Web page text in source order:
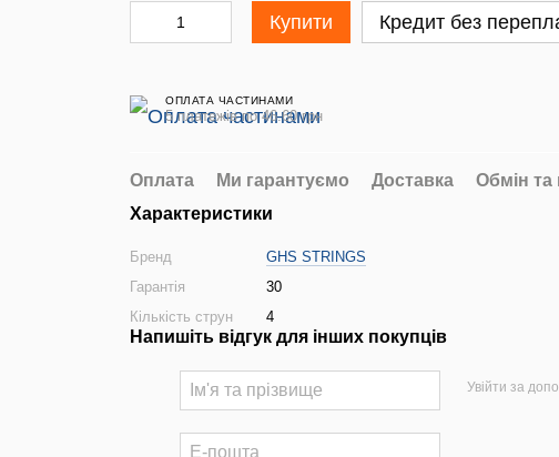
Купити Кредит без
ОПЛАТА ЧАСТИНАМИ
5 платежів по 46.60 грн
Оплата Ми гарантуємо Доставка
Обмін
Характеристики
Бренд
GHS STRINGS
Гарантія
30
Кількість струн
4
Напишіть відгук для інших покупців
Увійти за